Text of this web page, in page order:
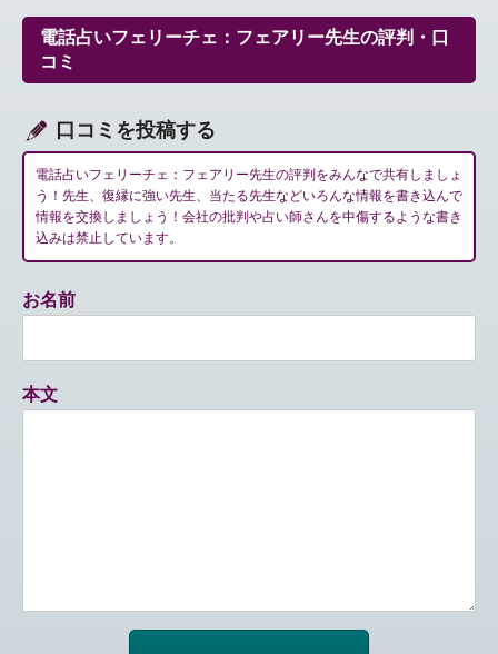
ー
シ
電話占いフェリーチェ：フェアリー先生の評判・口
コミ
口コミを投稿する
電話占いフェリーチェ：フェアリー先生の評判をみんなで共有しましょ
う！先生、復縁に強い先生、当たる先生などいろんな情報を書き込んで
情報を交換しましょう！会社の批判や占い師さんを中傷するような書き
込みは禁止しています。
お名前
本文